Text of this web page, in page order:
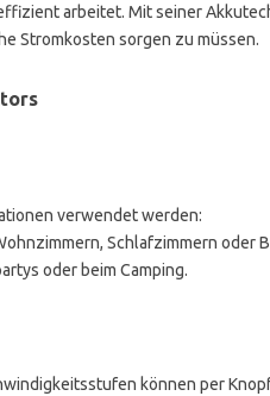
arbeitet. Mit seiner
Stromkosten sorgen zu müssen.
verwendet werden:
Schlafzimmern oder
oder beim Camping.
können per